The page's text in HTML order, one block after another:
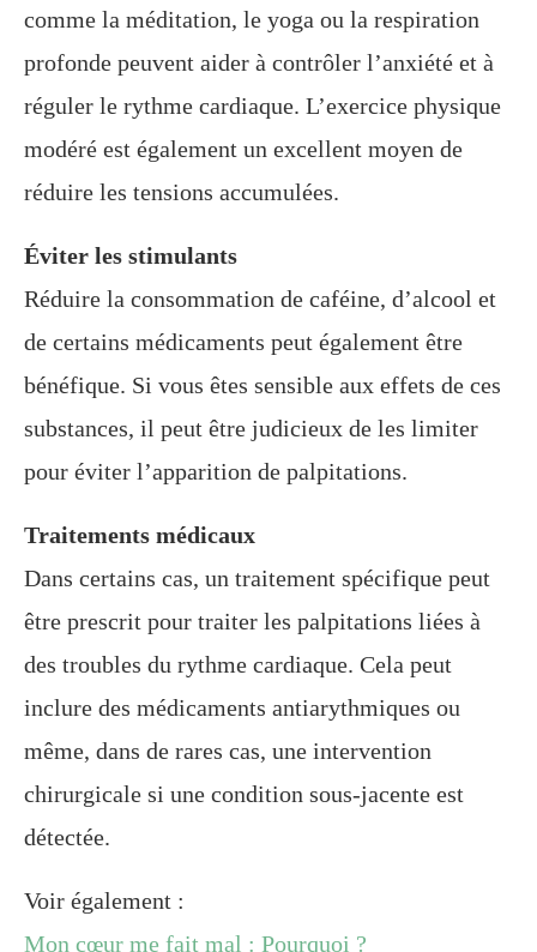
comme la méditation, le yoga ou la respiration
profonde peuvent aider à contrôler l’anxiété et à
réguler le rythme cardiaque. L’exercice physique
modéré est également un excellent moyen de
réduire les tensions accumulées.
Éviter les stimulants
Réduire la consommation de caféine, d’alcool et
de certains médicaments peut également être
bénéfique. Si vous êtes sensible aux effets de ces
substances, il peut être judicieux de les limiter
pour éviter l’apparition de palpitations.
Traitements médicaux
Dans certains cas, un traitement spécifique peut
être prescrit pour traiter les palpitations liées à
des troubles du rythme cardiaque. Cela peut
inclure des médicaments antiarythmiques ou
même, dans de rares cas, une intervention
chirurgicale si une condition sous-jacente est
détectée.
Voir également :
Mon cœur me fait mal : Pourquoi ?